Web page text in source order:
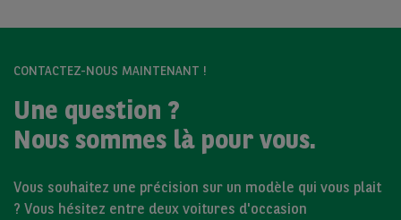
CONTACTEZ-NOUS MAINTENANT !
Une question ?
Nous sommes là pour vous.
Vous souhaitez une précision sur un modèle qui vous plait
? Vous hésitez entre deux voitures d'occasion